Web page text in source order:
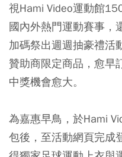
視Hami Video運動館
國內外熱門運動賽事，
加碼祭出週週抽豪禮活
贊助商限定商品，愈早
中獎機會愈大。
為嘉惠早鳥，於Hami
包後，至活動網頁完成